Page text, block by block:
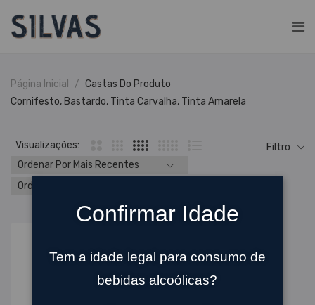
Página Inicial
Castas Do Produto
Cornifesto, Bastardo, Tinta Carvalha, Tinta Amarela
Visualizações: Filtro
Confirmar Idade
Tem a idade legal para consumo de
bebidas alcoólicas?